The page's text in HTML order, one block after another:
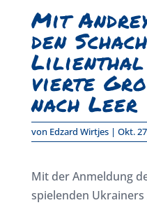
Mit
den
Lilienthal
vierte
nach Leer
von Edzard Wirtjes| Okt.
Mit der Anmeldung
spielenden